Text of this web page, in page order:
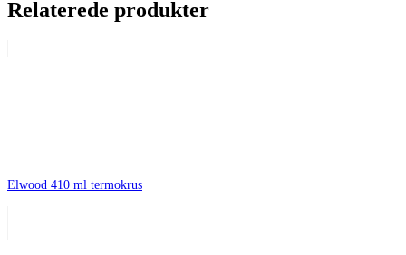
Relaterede produkter
Elwood 410 ml termokrus